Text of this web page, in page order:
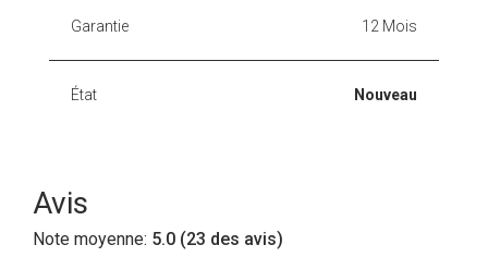
Garantie 12 Mois
État Nouveau
Avis
Note moyenne: 5.0 (23 des avis)